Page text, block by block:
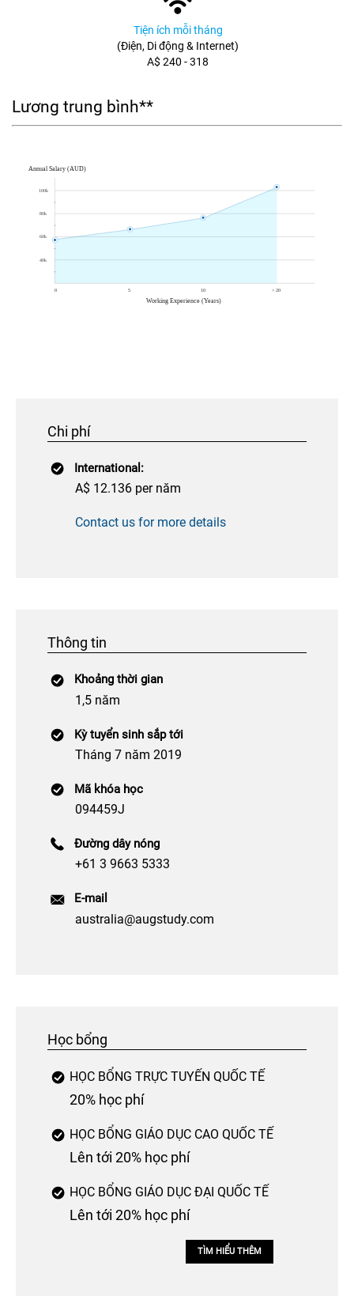
Tiện ích mỗi tháng
(Điện, Di động & Internet)
A$ 240 - 318
Lương trung bình**
Chi phí
International:
A$ 12.136 per năm
Contact us for more details
Thông tin
Khoảng thời gian
1,5 năm
Kỳ tuyển sinh sắp tới
Tháng 7 năm 2019
Mã khóa học
094459J
Đường dây nóng
+61 3 9663 5333
E-mail
australia@augstudy.com
Học bổng
HỌC BỔNG TRỰC TUYẾN QUỐC TẾ
20% học phí
HỌC BỔNG GIÁO DỤC CAO QUỐC TẾ
Lên tới 20% học phí
HỌC BỔNG GIÁO DỤC ĐẠI QUỐC TẾ
Lên tới 20% học phí
TÌM HIỂU THÊM